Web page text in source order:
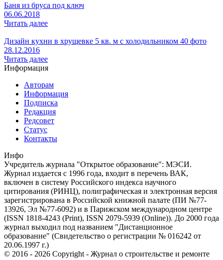
Баня из бруса под ключ
06.06.2018
Читать далее
Дизайн кухни в хрущевке 5 кв. м с холодильником 40 фото
28.12.2016
Читать далее
Информация
Авторам
Информация
Подписка
Редакция
Редсовет
Статус
Контакты
Инфо
Учредитель журнала "Открытое образование": МЭСИ.
Журнал издается с 1996 года, входит в перечень ВАК,
включен в систему Российского индекса научного
цитирования (РИНЦ), полиграфическая и электронная версия
зарегистрирована в Российской книжной палате (ПИ №77-
13926, Эл №77-6092) и в Парижском международном центре
(ISSN 1818-4243 (Print), ISSN 2079-5939 (Online)). До 2000 года
журнал выходил под названием "Дистанционное
образование" (Свидетельство о регистрации № 016242 от
20.06.1997 г.)
© 2016 - 2026 Copyright - Журнал о строительстве и ремонте